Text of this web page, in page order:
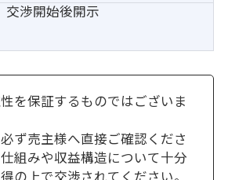
交渉開始後開示
を保証するものではございま
ず売主様へ直接ご確認くださ
組みや収益構造について十分
の上で交渉されてください。